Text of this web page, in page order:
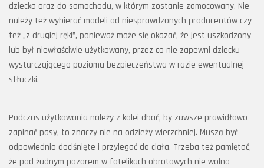
dziecka oraz do samochodu, w którym zostanie zamocowany. Nie
należy też wybierać modeli od niesprawdzonych producentów czy
też „z drugiej ręki”, ponieważ może się okazać, że jest uszkodzony
lub był niewłaściwie użytkowany, przez co nie zapewni dziecku
wystarczającego poziomu bezpieczeństwa w razie ewentualnej
stłuczki.
Podczas użytkowania należy z kolei dbać, by zawsze prawidłowo
zapinać pasy, to znaczy nie na odzieży wierzchniej. Muszą być
odpowiednio dociśnięte i przylegać do ciała. Trzeba też pamiętać,
że pod żadnym pozorem w fotelikach obrotowych nie wolno